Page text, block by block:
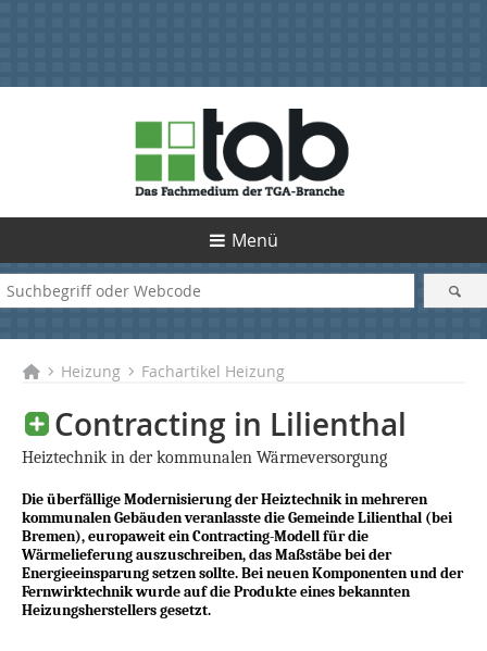
Menü
Heizung Fachartikel Heizung
Contracting in Lilienthal
Heiztechnik in der kommunalen Wärmeversorgung
Die überfällige Modernisierung der Heiztechnik in mehreren
kommunalen Gebäuden veranlasste die Gemeinde Lilienthal (bei
Bremen), europaweit ein Contracting-Modell für die
Wärmelieferung auszuschreiben, das Maßstäbe bei der
Energieeinsparung setzen sollte. Bei neuen Komponenten und der
Fernwirktechnik wurde auf die Produkte eines bekannten
Heizungsherstellers gesetzt.